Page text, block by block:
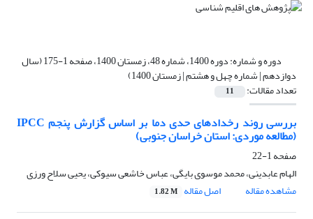
دوره و شماره: دوره 1400، شماره 48، زمستان 1400، صفحه 1-175 (سال
دوازدهم | شماره چهل و هشتم | زمستان 1400)
تعداد مقالات: 11
بررسی روند رخدادهای حدی دما بر اساس گزارش پنجم IPCC
(مطالعه موردی: استان خراسان جنوبی)
صفحه1-22
الهام عابدینی، محمد موسوی بایگی، عباس خاشعی سیوکی، یحیی سلاح ورزی
مشاهده مقاله
اصل مقاله 1.82 M